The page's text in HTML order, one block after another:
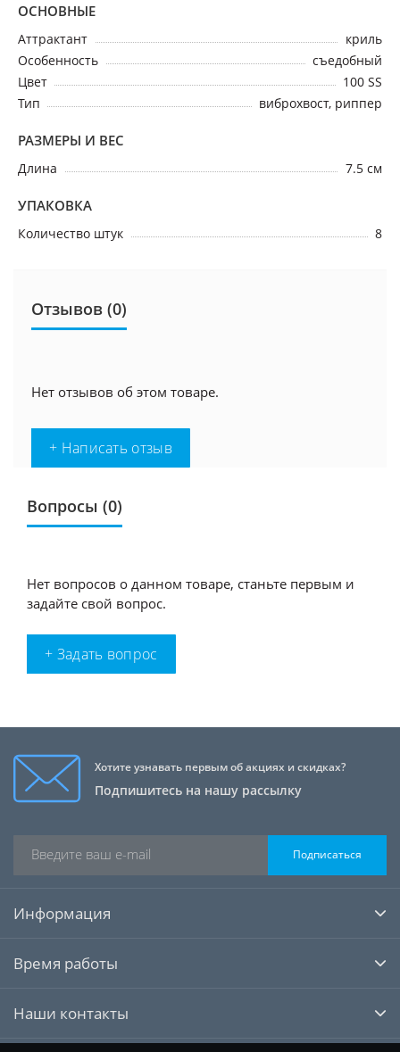
ОСНОВНЫЕ
Аттрактант
криль
Особенность
съедобный
Цвет
100 SS
Тип
виброхвост, риппер
РАЗМЕРЫ И ВЕС
Длина 7.5 см
УПАКОВКА
Количество штук 8
Отзывов (0)
Нет отзывов об этом товаре.
+ Написать отзыв
Вопросы (0)
Нет вопросов о данном товаре, станьте первым и
задайте свой вопрос.
+ Задать вопрос
Хотите узнавать первым об акциях и скидках?
Подпишитесь на нашу рассылку
Подписаться
Информация
Время работы
Наши контакты